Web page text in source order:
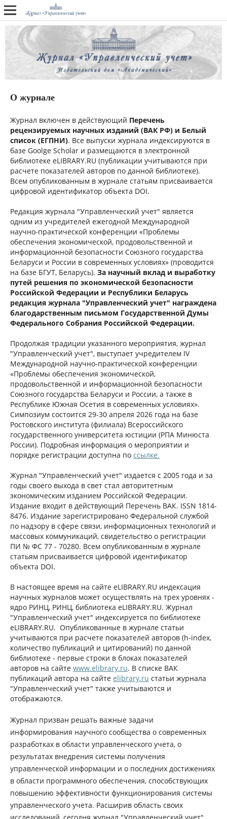
О журнале
Журнал включен в действующий Перечень
рецензируемых научных изданий (ВАК РФ) и Белый
список (ЕГПНИ). Все выпуски журнала индексируются в
базе Goolge Scholar и размещаются в электронной
библиотеке eLIBRARY.RU (публикации учитываются при
расчете показателей авторов по данной библиотеке).
Всем опубликованным в журнале статьям присваивается
цифровой идентификатор объекта DOI.
Редакция журнала "Управленческий учет" является
одним из учредителей ежегодной Международной
научно-практической конференции «Проблемы
обеспечения экономической, продовольственной и
информационной безопасности Союзного государства
Беларуси и России в современных условиях» (проводится
на базе БГУТ, Беларусь). За научный вклад и выработку
путей решения по экономической безопасности
Российской Федерации и Республики Беларусь
редакция журнала "Управленческий учет" награждена
благодарственным письмом Государственной Думы
Федерального Собрания Российской Федерации.
Продолжая традиции указанного мероприятия, журнал
"Управленческий учет", выступает учредителем IV
Международной научно-практической конференции
«Проблемы обеспечения экономической,
продовольственной и информационной безопасности
Союзного государства Беларуси и России, а также в
Республике Южная Осетия в современных условиях».
Симпозиум состоится 29-30 апреля 2026 года на базе
Ростовского института (филиала) Всероссийского
государственного университета юстиции (РПА Минюста
России). Подробная информация о мероприятии и
порядке регистрации доступна по ссылке.
Журнал "Управленческий учет" издается с 2005 года и за
годы своего выхода в свет стал авторитетным
экономическим изданием Российской Федерации.
Издание входит в действующий Перечень ВАК. ISSN 1814-
8476. Издание зарегистрировано Федеральной службой
по надзору в сфере связи, информационных технологий и
массовых коммуникаций, свидетельство о регистрации
ПИ № ФС 77 - 70280. Всем опубликованным в журнале
статьям присваивается цифровой идентификатор
объекта DOI.
В настоящее время на сайте eLIBRARY.RU индексация
научных журналов может осуществлять на трех уровнях -
ядро РИНЦ, РИНЦ, библиотека eLIBRARY.RU. Журнал
"Управленческий учет" индексируется по библиотеке
eLIBRARY.RU. Опубликованные в журнале статьи
учитываются при расчете показателей авторов (h-index,
количество публикаций и цитирований) по данной
библиотеке - первые строки в блоках показателей
авторов на сайте www.elibrary.ru. В списке ВАК
публикаций автора на сайте elibrary.ru статьи журнала
"Управленческий учет" также учитываются и
отображаются.
Журнал призван решать важные задачи
информирования научного сообщества о современных
разработках в области управленческого учета, о
результатах внедрения системы получения
управленческой информации и о последних достижениях
в области программного обеспечения, способствующих
повышению эффективности функционирования системы
управленческого учета. Расширив область своих